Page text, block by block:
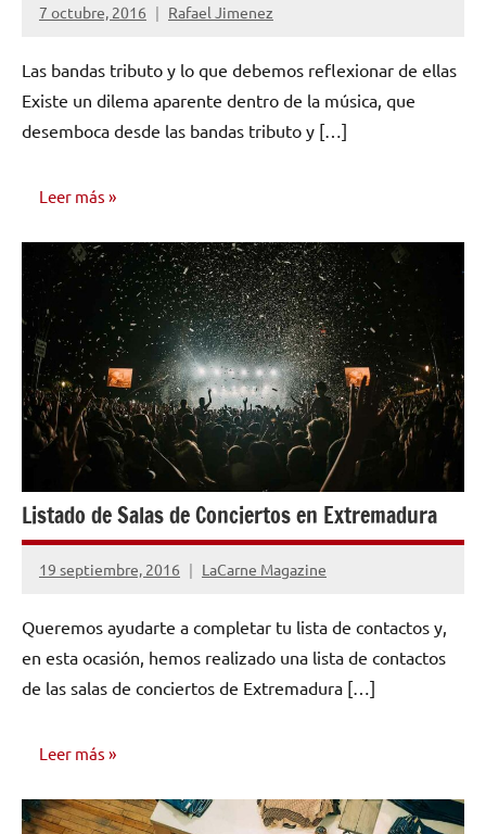
7 octubre, 2016 Rafael Jimenez
No
comentarios
Las bandas tributo y lo que debemos reflexionar de ellas
Existe un dilema aparente dentro de la música, que
desemboca desde las bandas tributo y […]
Leer más
OPINIÓN
Listado de Salas de Conciertos en Extremadura
19 septiembre, 2016 LaCarne Magazine
No
comentarios
Queremos ayudarte a completar tu lista de contactos y,
en esta ocasión, hemos realizado una lista de contactos
de las salas de conciertos de Extremadura […]
Leer más
AUTO